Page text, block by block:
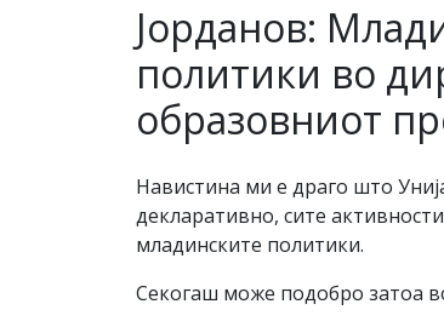
Јорданов:
политики во
образовниот
Навистина ми е драго што
декларативно, сите
младинските политики.
Секогаш може подобро затоа